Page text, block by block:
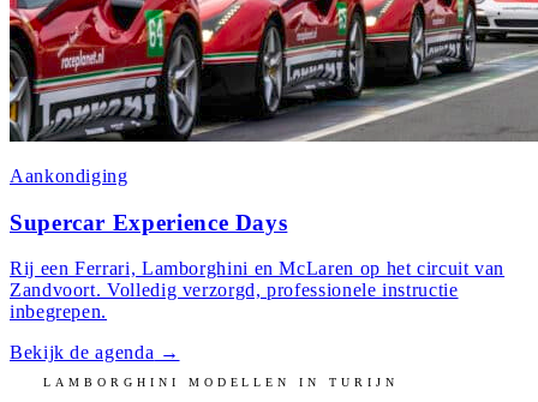
Aankondiging
Supercar Experience Days
Rij een Ferrari, Lamborghini en McLaren op het circuit van
Zandvoort. Volledig verzorgd, professionele instructie
inbegrepen.
Bekijk de agenda →
LAMBORGHINI MODELLEN INTURIJN